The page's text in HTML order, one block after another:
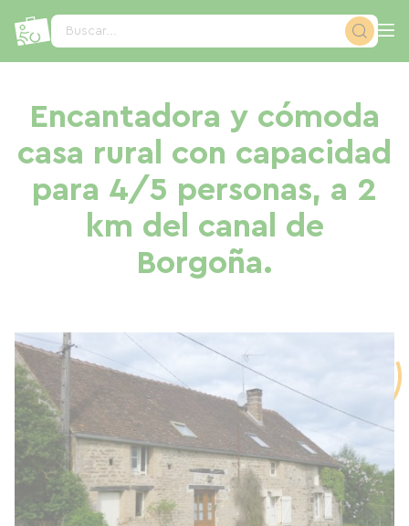
Buscar...
Encantadora y cómoda
casa rural con capacidad
para 4/5 personas, a 2
km del canal de
Borgoña.
Panel de gestión de cookies